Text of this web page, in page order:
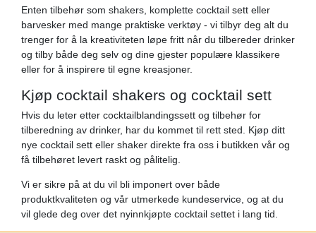
Enten tilbehør som shakers, komplette cocktail sett eller
barvesker med mange praktiske verktøy - vi tilbyr deg alt du
trenger for å la kreativiteten løpe fritt når du tilbereder drinker
og tilby både deg selv og dine gjester populære klassikere
eller for å inspirere til egne kreasjoner.
Kjøp cocktail shakers og cocktail sett
Hvis du leter etter cocktailblandingssett og tilbehør for
tilberedning av drinker, har du kommet til rett sted. Kjøp ditt
nye cocktail sett eller shaker direkte fra oss i butikken vår og
få tilbehøret levert raskt og pålitelig.
Vi er sikre på at du vil bli imponert over både
produktkvaliteten og vår utmerkede kundeservice, og at du
vil glede deg over det nyinnkjøpte cocktail settet i lang tid.